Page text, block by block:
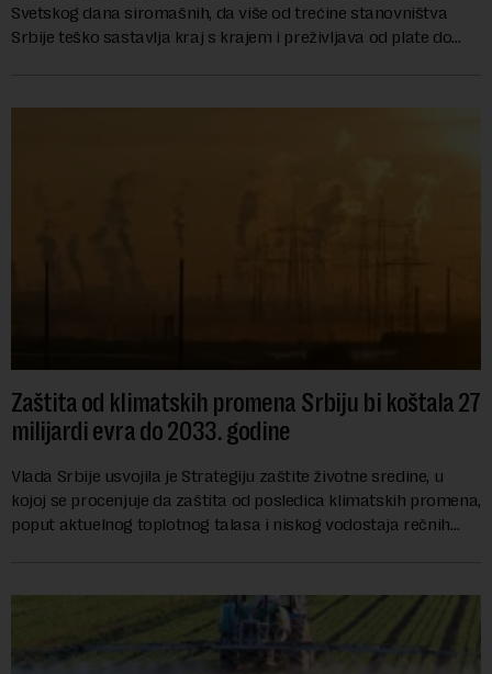
Svetskog dana siromašnih, da više od trećine stanovništva
Srbije teško sastavlja kraj s krajem i preživljava od plate do
Zaštita od klimatskih promena Srbiju bi koštala 27
milijardi evra do 2033. godine
Vlada Srbije usvojila je Strategiju zaštite životne sredine, u
kojoj se procenjuje da zaštita od posledica klimatskih promena,
poput aktuelnog toplotnog talasa i niskog vodostaja rečnih